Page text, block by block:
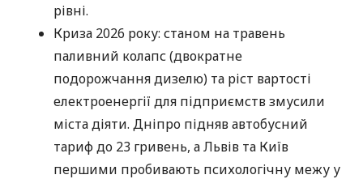
рівні.
Криза 2026 року: станом на травень
паливний колапс (двократне
подорожчання дизелю) та ріст вартості
електроенергії для підприємств змусили
міста діяти. Дніпро підняв автобусний
тариф до 23 гривень, а Львів та Київ
першими пробивають психологічну межу у